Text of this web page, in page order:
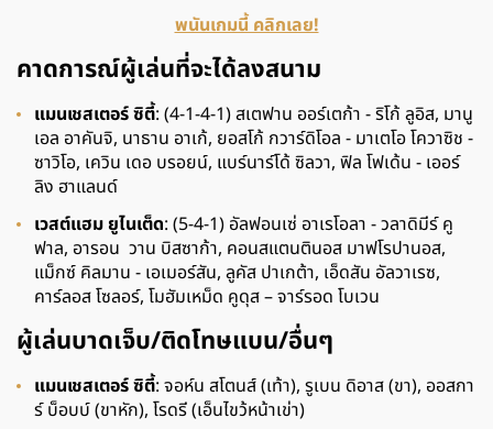
พนันเกมนี้ คลิกเลย!
คาดการณ์ผู้เล่นที่จะได้ลงสนาม
แมนเชสเตอร์ ซิตี้: (4-1-4-1) สเตฟาน ออร์เตก้า - ริโก้ ลูอิส, มานู
เอล อาคันจิ, นาธาน อาเก้, ยอสโก้ กวาร์ดิโอล - มาเตโอ โควาซิช -
ซาวิโอ, เควิน เดอ บรอยน์, แบร์นาร์โด้ ซิลวา, ฟิล โฟเด้น - เออร์
ลิง ฮาแลนด์
เวสต์แฮม ยูไนเต็ด: (5-4-1) อัลฟอนเซ่ อาเรโอลา - วลาดิมีร์ คู
ฟาล, อารอน วาน บิสซาก้า, คอนสแตนตินอส มาฟโรปานอส,
แม็กซ์ คิลมาน - เอเมอร์สัน, ลูคัส ปาเกต้า, เอ็ดสัน อัลวาเรซ,
คาร์ลอส โซลอร์, โมฮัมเหม็ด คูดุส – จาร์รอด โบเวน
ผู้เล่นบาดเจ็บ/ติดโทษแบน/อื่นๆ
แมนเชสเตอร์ ซิตี้: จอห์น สโตนส์ (เท้า), รูเบน ดิอาส (ขา), ออสกา
ร์ บ็อบบ์ (ขาหัก), โรดรี (เอ็นไขว้หน้าเข่า)